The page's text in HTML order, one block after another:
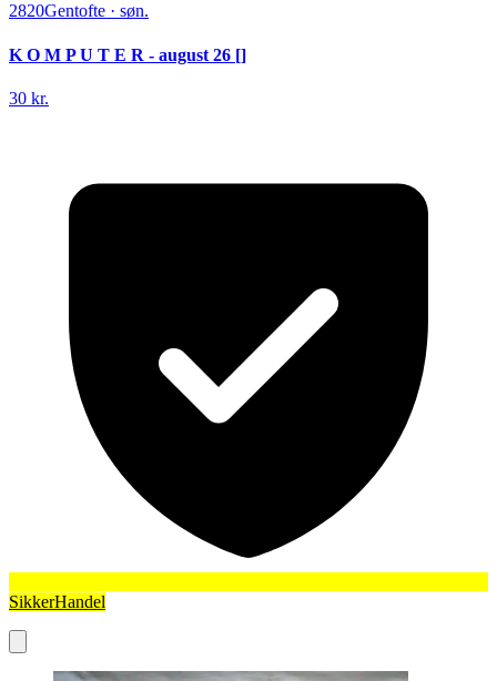
2820Gentofte · søn.
K O M P U T E R - august 26 []
30 kr.
SikkerHandel